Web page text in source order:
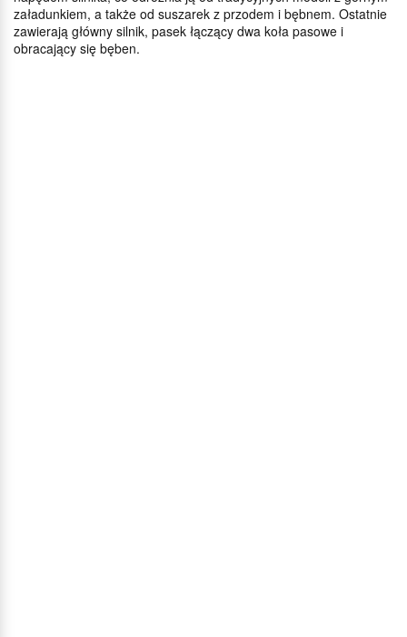
załadunkiem, a także od suszarek z przodem i bębnem. Ostatnie
zawierają główny silnik, pasek łączący dwa koła pasowe i
obracający się bęben.